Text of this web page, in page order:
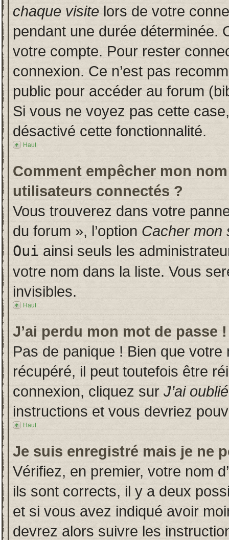
chaque visite lors de votre
pendant une durée déterminée.
votre compte. Pour rester
connexion. Ce n’est pas
public pour accéder au forum
Si vous ne voyez pas cette
désactivé cette fonctionnalité.
Haut
Comment empêcher mon
utilisateurs connectés ?
Vous trouverez dans votre
du forum », l’option Cacher mon
Oui ainsi seuls les
votre nom dans la liste. Vous
invisibles.
Haut
J’ai perdu mon mot de passe !
Pas de panique ! Bien que
récupéré, il peut toutefois être
connexion, cliquez sur J’ai
instructions et vous devriez
Haut
Je suis enregistré mais je ne
Vérifiez, en premier, votre nom
ils sont corrects, il y a deux
et si vous avez indiqué avoir
devrez alors suivre les